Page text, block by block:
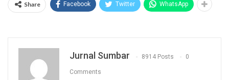
Share Facebook Twitter WhatsApp
Jurnal Sumbar 8914 Posts 0
Comments